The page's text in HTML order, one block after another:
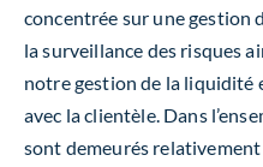
concentrée sur une gestion
la surveillance des risques
notre gestion de la liquidité
avec la clientèle. Dans
sont demeurés